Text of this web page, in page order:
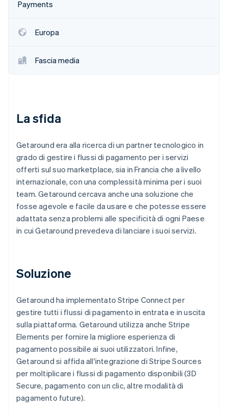
Scopri cosa ti aspetta
Prevenzione delle frodi
Costituzione di start-up
Stripe Sessions 2026
Scopri come Stripe sta costruendo l'infrastruttura
Guarda ora
Stripe App Marketplace
Payments
Europa
Fascia media
La sfida
Getaround era alla ricerca di un partner tecnologico in
grado di gestire i flussi di pagamento per i servizi
offerti sul suo marketplace, sia in Francia che a livello
internazionale, con una complessità minima per i suoi
team. Getaround cercava anche una soluzione che
fosse agevole e facile da usare e che potesse essere
adattata senza problemi alle specificità di ogni Paese
in cui Getaround prevedeva di lanciare i suoi servizi.
Soluzione
Getaround ha implementato Stripe Connect per
gestire tutti i flussi di pagamento in entrata e in uscita
sulla piattaforma. Getaround utilizza anche Stripe
Elements per fornire la migliore esperienza di
pagamento possibile ai suoi utilizzatori. Infine,
Getaround si affida all'integrazione di Stripe Sources
per moltiplicare i flussi di pagamento disponibili (3D
Secure, pagamento con un clic, altre modalità di
pagamento future).